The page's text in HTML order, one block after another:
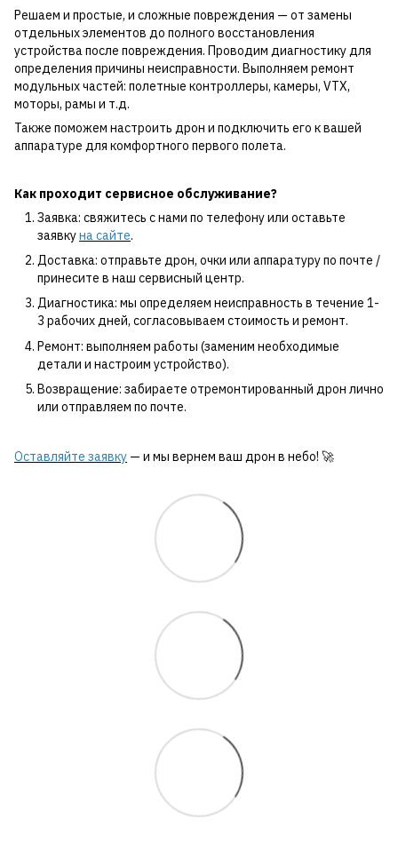
Решаем и простые, и сложные повреждения — от замены
отдельных элементов до полного восстановления
устройства после повреждения. Проводим диагностику для
определения причины неисправности. Выполняем ремонт
модульных частей: полетные контроллеры, камеры, VTX,
моторы, рамы и т.д.
Также поможем настроить дрон и подключить его к вашей
аппаратуре для комфортного первого полета.
Как проходит сервисное обслуживание?
Заявка: свяжитесь с нами по телефону или оставьте
заявкуна сайте.
Доставка: отправьте дрон, очки или аппаратуру по почте /
принесите в наш сервисный центр.
Диагностика: мы определяем неисправность в течение 1-
3 рабочих дней, согласовываем стоимость и ремонт.
Ремонт: выполняем работы (заменим необходимые
детали и настроим устройство).
Возвращение: забираете отремонтированный дрон лично
или отправляем по почте.
Оставляйте заявку — и мы вернем ваш дрон в небо! 🚀